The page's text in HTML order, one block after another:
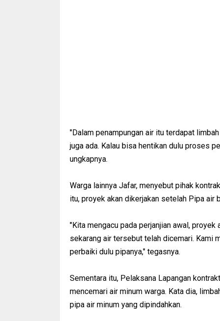
"Dalam penampungan air itu terdapat
juga ada. Kalau bisa hentikan dulu proses
ungkapnya.
Warga lainnya Jafar, menyebut pihak
itu, proyek akan dikerjakan setelah Pipa air
"Kita mengacu pada perjanjian awal,
sekarang air tersebut telah dicemari. Kami
perbaiki dulu pipanya," tegasnya.
Sementara itu, Pelaksana Lapangan
mencemari air minum warga. Kata dia,
pipa air minum yang dipindahkan.